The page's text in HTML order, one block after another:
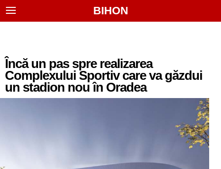
BIHON
Încă un pas spre realizarea
Complexului Sportiv care va găzdui
un stadion nou în Oradea